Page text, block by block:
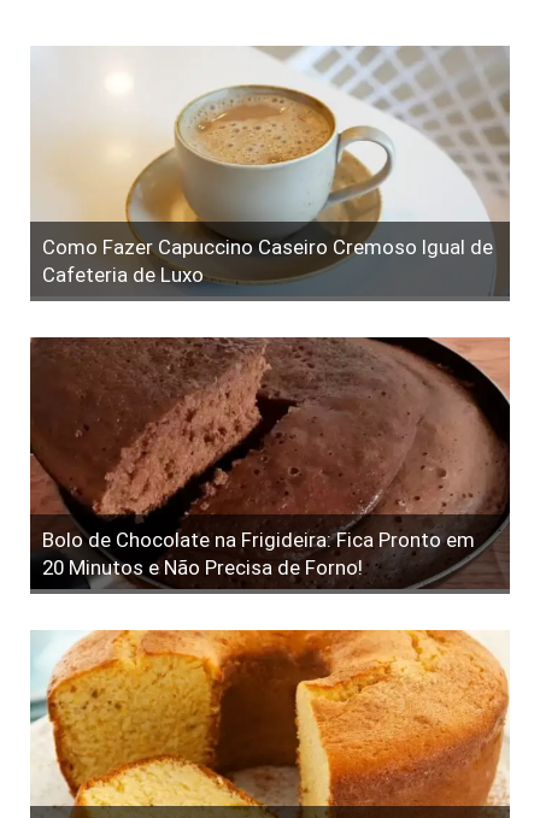
Como Fazer Capuccino Caseiro Cremoso Igual de
Cafeteria de Luxo
Bolo de Chocolate na Frigideira: Fica Pronto em
20 Minutos e Não Precisa de Forno!